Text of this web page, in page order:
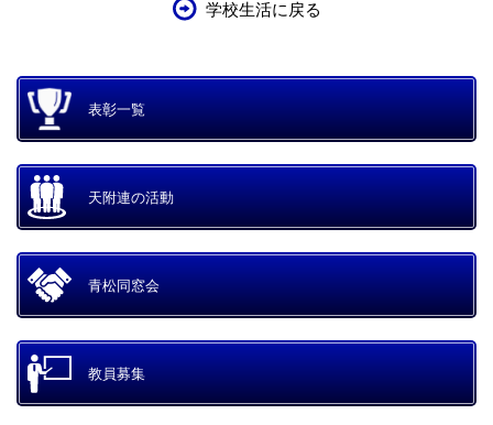
学校生活に戻る
表彰一覧
天附連の活動
青松同窓会
教員募集